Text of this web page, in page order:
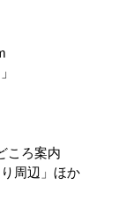
ころ案内
周辺」ほか